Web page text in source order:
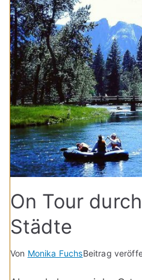
On Tour
Städte
Von Monika FuchsBeitrag